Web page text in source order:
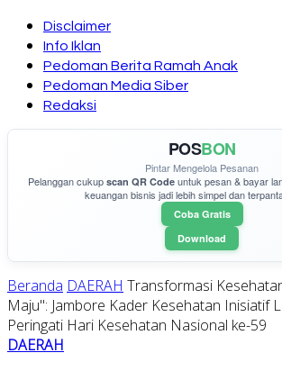
Disclaimer
Info Iklan
Pedoman Berita Ramah Anak
Pedoman Media Siber
Redaksi
POSBON
Pintar Mengelola Pesanan
Pelanggan cukup scan QR Codeuntuk pesan & bayar
keuangan bisnis jadi lebih simpel dan
Coba Gratis
Download
Beranda DAERAH Transformasi
Maju": Jambore Kader Kesehatan Inisiatif
Peringati Hari Kesehatan Nasional ke-59
DAERAH